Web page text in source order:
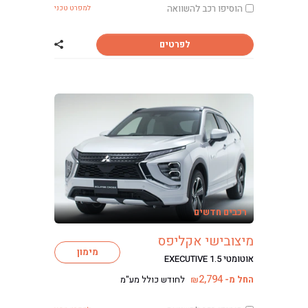
הוסיפו רכב להשוואה למפרט טכני
לפרטים שתף רכב
רכבים חדשים
מיצובישי אקליפס
אוטומטי EXECUTIVE 1.5 מימון
החל מ- ₪2,794 לחודש כולל מע"מ